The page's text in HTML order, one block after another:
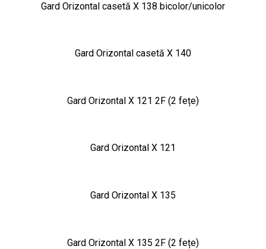
Gard Orizontal casetă X 138 bicolor/unicolor
Gard Orizontal casetă X 140
Gard Orizontal X 121 2F (2 fețe)
Gard Orizontal X 121
Gard Orizontal X 135
Gard Orizontal X 135 2F (2 fețe)